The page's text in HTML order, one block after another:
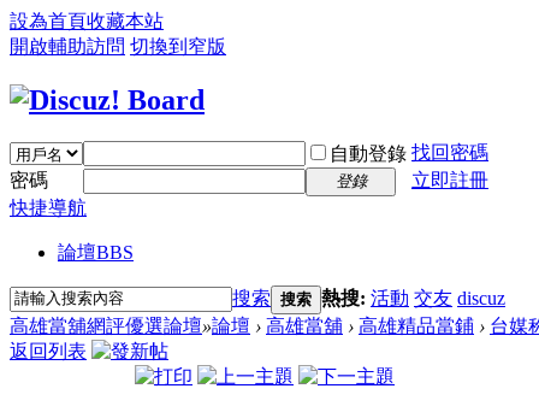
設為首頁收藏本站
開啟輔助訪問 切換到窄版
自動登錄 找回密碼
密碼
登錄
立即註冊
快捷導航
論壇BBS
搜索 搜索 熱搜: 活動 交友 discuz
高雄當舖網評優選論壇»論壇 › 高雄當舖 › 高雄精品當鋪 › 台媒
返回列表